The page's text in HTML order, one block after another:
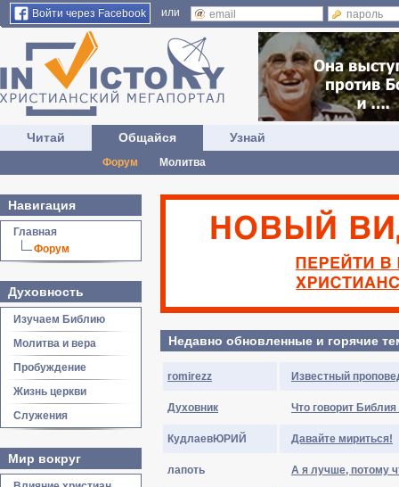
Войти через Facebook или
Читай Общайся
Форум Молитва
Узнай
Навигация
Главная
Форум
Духовность
Изучаем Библию
Молитва и вера
Пробуждение
Жизнь церкви
Служения
Мир вокруг
Недавно обновленные и горячие
romirezz Известный
Духовник Что говорит
КудлаевЮРИЙ Давайте мириться!
лапоть А я лучше, потому